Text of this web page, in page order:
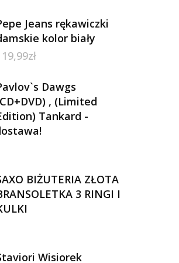
Jeans rękawiczki
kolor biały
zł
Dawgs
, (Limited
Tankard -
BIŻUTERIA ZŁOTA
3 RINGI I
Wisiorek